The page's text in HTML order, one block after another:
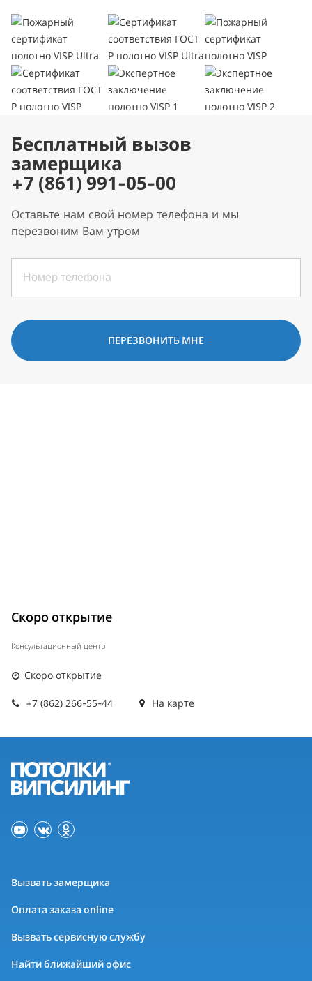
Бесплатный вызов
замерщика
+7 (861) 991-05-00
Оставьте нам свой номер телефона и мы
перезвоним Вам утром
ПЕРЕЗВОНИТЬ МНЕ
Скоро открытие
Консультационный центр
Скоро открытие
+7 (862) 266-55-44 На карте
Вызвать замерщика
Оплата заказа online
Вызвать сервисную службу
Найти ближайший офис